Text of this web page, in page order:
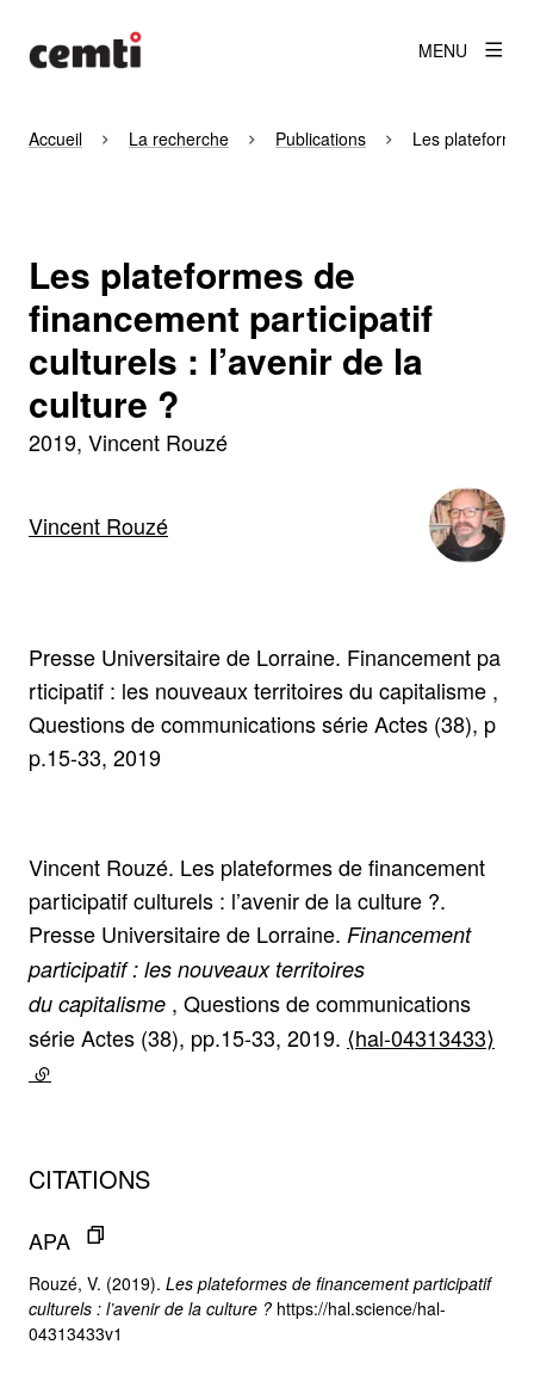
MENU
Accueil La recherche Publications Les
Les plateformes de
financement participatif
culturels : l’avenir de la
culture ?
2019 Vincent Rouzé
Vincent Rouzé
Presse Universitaire de Lorraine. Financement pa
rticipatif : les nouveaux territoires du capitalisme ,
Questions de communications série Actes (38), p
p.15-33, 2019
Vincent Rouzé. Les plateformes de financement
participatif culturels : l’avenir de la culture ?.
Presse Universitaire de Lorraine. Financement
participatif : les nouveaux territoires
du capitalisme , Questions de communications
série Actes (38), pp.15-33, 2019. ⟨hal-04313433⟩
(lien externe)
CITATIONS
APA
Rouzé, V. (2019). Les plateformes de financement participatif
culturels : l’avenir de la culture ? https://hal.science/hal-
04313433v1